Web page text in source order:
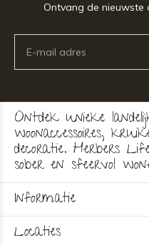
Ontvang de nieuwste
Ontdek unieke
woonaccessoires,
decoratie. Herbers
sober en sfeervol
Informatie
Locaties